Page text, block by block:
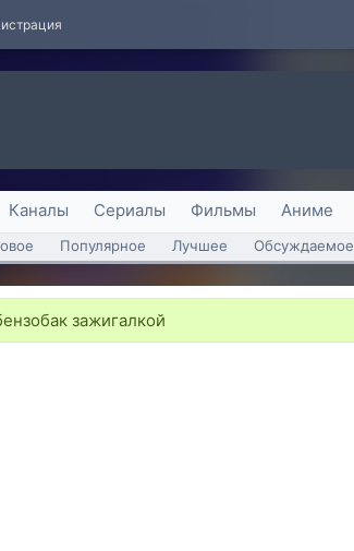
Каналы Сериалы Фильмы Аниме
Популярное Лучшее Обсуждаемое
зажигалкой